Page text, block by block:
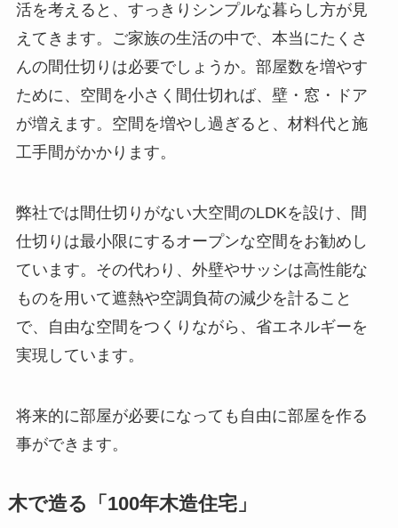
活を考えると、すっきりシンプルな暮らし方が見
えてきます。ご家族の生活の中で、本当にたくさ
んの間仕切りは必要でしょうか。部屋数を増やす
ために、空間を小さく間仕切れば、壁・窓・ドア
が増えます。空間を増やし過ぎると、材料代と施
工手間がかかります。
弊社では間仕切りがない大空間のLDKを設け、間
仕切りは最小限にするオープンな空間をお勧めし
ています。その代わり、外壁やサッシは高性能な
ものを用いて遮熱や空調負荷の減少を計ること
で、自由な空間をつくりながら、省エネルギーを
実現しています。
将来的に部屋が必要になっても自由に部屋を作る
事ができます。
木で造る「100年木造住宅」